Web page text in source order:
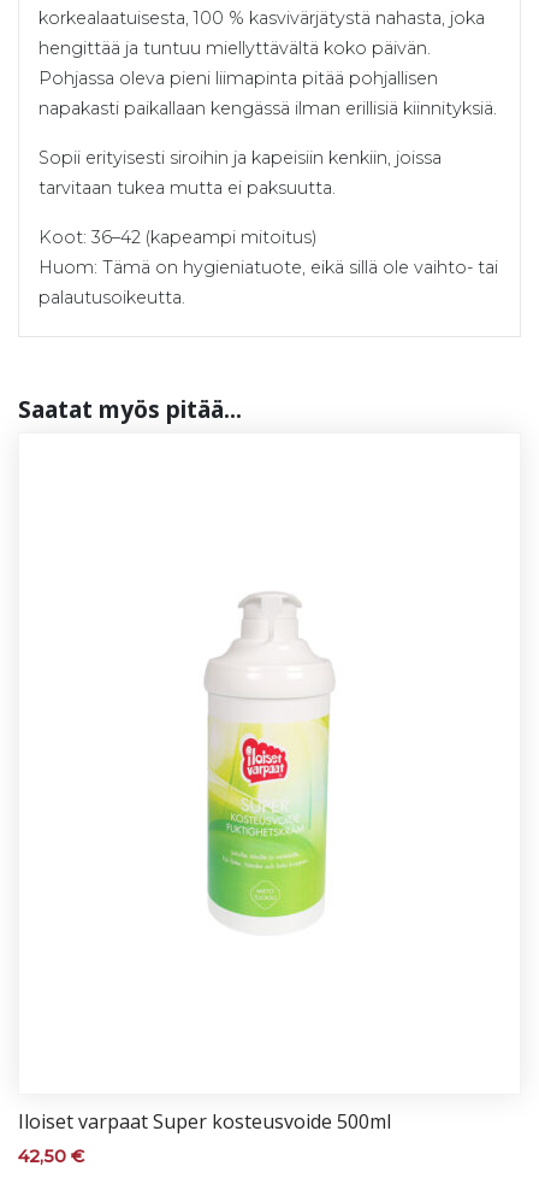
korkealaatuisesta, 100 % kasvivärjätystä nahasta, joka
hengittää ja tuntuu miellyttävältä koko päivän.
Pohjassa oleva pieni liimapinta pitää pohjallisen
napakasti paikallaan kengässä ilman erillisiä kiinnityksiä.
Sopii erityisesti siroihin ja kapeisiin kenkiin, joissa
tarvitaan tukea mutta ei paksuutta.
Koot: 36–42 (kapeampi mitoitus)
Huom: Tämä on hygieniatuote, eikä sillä ole vaihto- tai
palautusoikeutta.
Saa­tat myös pi­tää...
Iloi­set var­paat Su­per kos­teus­voi­de 500ml
42,50 €